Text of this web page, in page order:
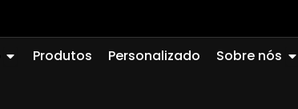
Abrir Quartz Glass
Produtos Personalizado Sobre nós